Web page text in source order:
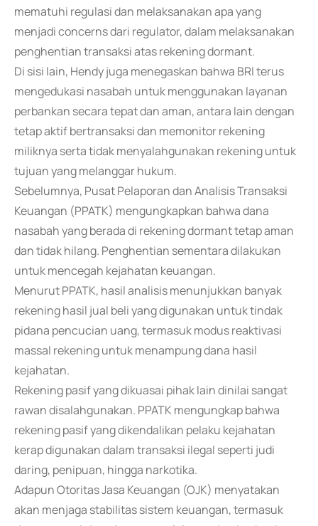
mematuhi regulasi dan melaksanakan apa yang
menjadi concerns dari regulator, dalam melaksanakan
penghentian transaksi atas rekening dormant.
Di sisi lain, Hendy juga menegaskan bahwa BRI terus
mengedukasi nasabah untuk menggunakan layanan
perbankan secara tepat dan aman, antara lain dengan
tetap aktif bertransaksi dan memonitor rekening
miliknya serta tidak menyalahgunakan rekening untuk
tujuan yang melanggar hukum.
Sebelumnya, Pusat Pelaporan dan Analisis Transaksi
Keuangan (PPATK) mengungkapkan bahwa dana
nasabah yang berada di rekening dormant tetap aman
dan tidak hilang. Penghentian sementara dilakukan
untuk mencegah kejahatan keuangan.
Menurut PPATK, hasil analisis menunjukkan banyak
rekening hasil jual beli yang digunakan untuk tindak
pidana pencucian uang, termasuk modus reaktivasi
massal rekening untuk menampung dana hasil
kejahatan.
Rekening pasif yang dikuasai pihak lain dinilai sangat
rawan disalahgunakan. PPATK mengungkap bahwa
rekening pasif yang dikendalikan pelaku kejahatan
kerap digunakan dalam transaksi ilegal seperti judi
daring, penipuan, hingga narkotika.
Adapun Otoritas Jasa Keuangan (OJK) menyatakan
akan menjaga stabilitas sistem keuangan, termasuk